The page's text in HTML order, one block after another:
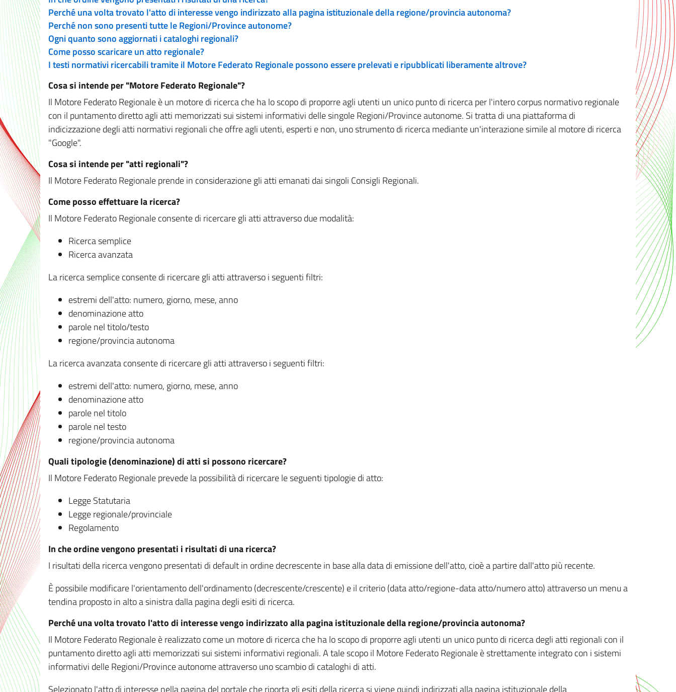
Perché una volta trovato l'atto di interesse vengo indirizzato alla pagina istituzionale della regione/provincia autonoma?
Perché non sono presenti tutte le Regioni/Province autonome?
Ogni quanto sono aggiornati i cataloghi regionali?
Come posso scaricare un atto regionale?
I testi normativi ricercabili tramite il Motore Federato Regionale possono essere prelevati e ripubblicati liberamente altrove?
Cosa si intende per "Motore Federato Regionale"?
Il Motore Federato Regionale è un motore di ricerca che ha lo scopo di proporre agli utenti un unico punto di ricerca per l'intero corpus normativo regionale
con il puntamento diretto agli atti memorizzati sui sistemi informativi delle singole Regioni/Province autonome. Si tratta di una piattaforma di
indicizzazione degli atti normativi regionali che offre agli utenti, esperti e non, uno strumento di ricerca mediante un'interazione simile al motore di ricerca
"Google".
Cosa si intende per "atti regionali"?
Il Motore Federato Regionale prende in considerazione gli atti emanati dai singoli Consigli Regionali.
Come posso effettuare la ricerca?
Il Motore Federato Regionale consente di ricercare gli atti attraverso due modalità:
Ricerca semplice
Ricerca avanzata
La ricerca semplice consente di ricercare gli atti attraverso i seguenti filtri:
estremi dell'atto: numero, giorno, mese, anno
denominazione atto
parole nel titolo/testo
regione/provincia autonoma
La ricerca avanzata consente di ricercare gli atti attraverso i seguenti filtri:
estremi dell'atto: numero, giorno, mese, anno
denominazione atto
parole nel titolo
parole nel testo
regione/provincia autonoma
Quali tipologie (denominazione) di atti si possono ricercare?
Il Motore Federato Regionale prevede la possibilità di ricercare le seguenti tipologie di atto:
Legge Statutaria
Legge regionale/provinciale
Regolamento
In che ordine vengono presentati i risultati di una ricerca?
I risultati della ricerca vengono presentati di default in ordine decrescente in base alla data di emissione dell'atto, cioè a partire dall'atto più recente.
È possibile modificare l'orientamento dell'ordinamento (decrescente/crescente) e il criterio (data atto/regione-data atto/numero atto) attraverso un menu a
tendina proposto in alto a sinistra dalla pagina degli esiti di ricerca.
Perché una volta trovato l'atto di interesse vengo indirizzato alla pagina istituzionale della regione/provincia autonoma?
Il Motore Federato Regionale è realizzato come un motore di ricerca che ha lo scopo di proporre agli utenti un unico punto di ricerca degli atti regionali con il
puntamento diretto agli atti memorizzati sui sistemi informativi regionali. A tale scopo il Motore Federato Regionale è strettamente integrato con i sistemi
informativi delle Regioni/Province autonome attraverso uno scambio di cataloghi di atti.
Selezionato l'atto di interesse nella pagina del portale che riporta gli esiti della ricerca si viene quindi indirizzati alla pagina istituzionale della